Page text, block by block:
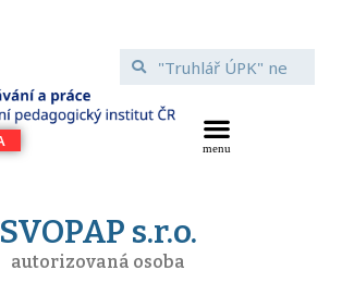
SVOPAP s.r.o.
autorizovaná osoba